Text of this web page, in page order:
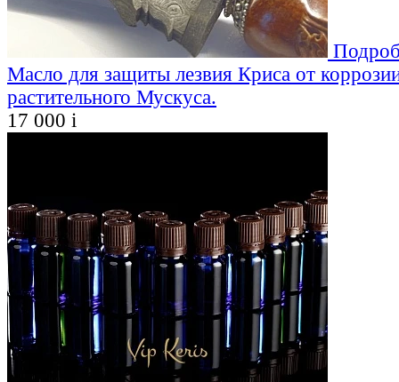
Масло для защиты лезвия Криса от
растительного Мускуса.
17 000 i